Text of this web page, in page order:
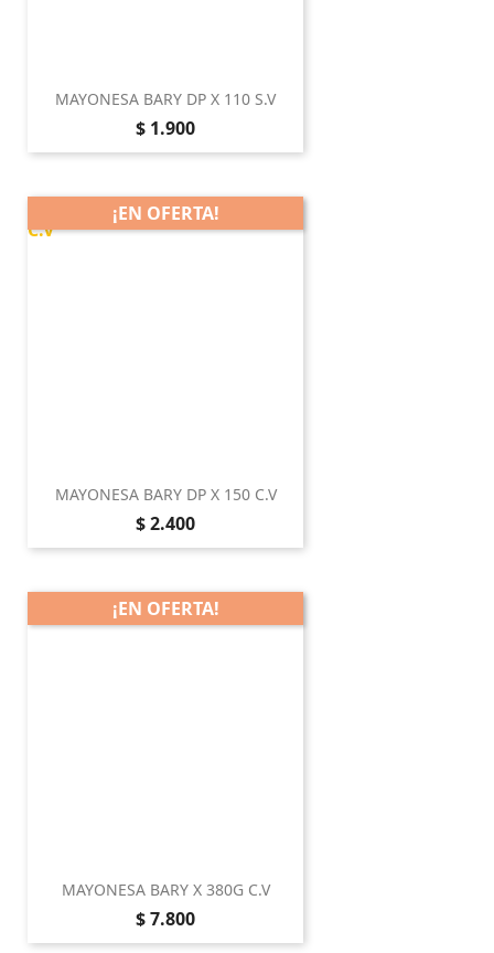
MAYONESA BARY DP X 110 S.V
Precio
$ 1.900
MAYONESA BARY DP X 150 C.V
Precio
$ 2.400
¡EN OFERTA!
MAYONESA BARY X 380G C.V
Precio
$ 7.800
¡EN OFERTA!